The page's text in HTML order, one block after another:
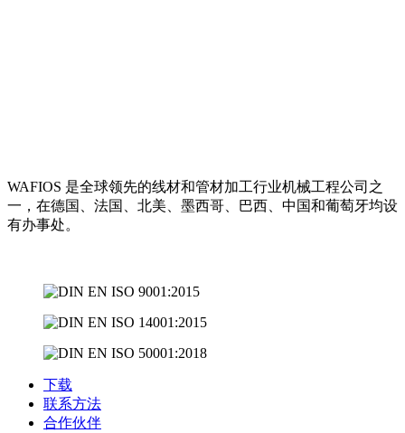
WAFIOS 是全球领先的线材和管材加工行业机械工程公司之
一，在德国、法国、北美、墨西哥、巴西、中国和葡萄牙均设
有办事处。
下载
联系方法
合作伙伴